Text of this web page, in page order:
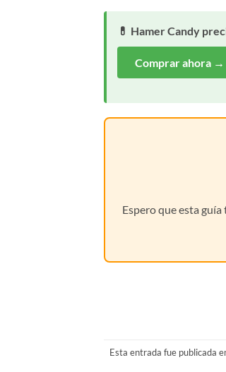
💊 Hamer Candy
Comprar ahora
Espero que esta
Esta entrada fue publicada